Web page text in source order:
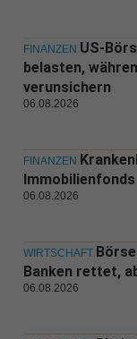
FINANZEN US-
belasten,
verunsichern
06.08.2026
FINANZEN
Immobilienfonds
06.08.2026
WIRTSCHAFT
Banken rettet,
06.08.2026